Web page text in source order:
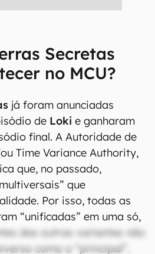
Secretas
no MCU?
já foram anunciadas
de Loki e ganharam
final. A Autoridade de
Time Variance Authority,
que, no passado,
que
Por isso, todas as
“unificadas” em uma só,
das outras variantes não
como o “principal”.